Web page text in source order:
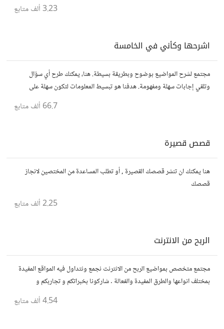
3.23 ألف متابع
اشرحها وكأني في الخامسة
مجتمع لشرح المواضيع بوضوح وبطريقة بسيطة. هنا، يمكنك طرح أي سؤال
وتلقي إجابات سهلة ومفهومة. هدفنا هو تبسيط المعلومات لتكون سهلة على
66.7 ألف متابع
قصص قصيرة
هنا يمكنك ان تنشر قصصك القصيرة , أو تطلب المساعدة من المختصين لانجاز
قصصك
2.25 ألف متابع
الربح من الانترنت
مجتمع متخصص بمواضيع الربح من الانترنت نجمع ونتداول فيه المواقع المفيدة
بمختلف انواعها والطرق المفيدة والفعالة . شاركونا بخبراتكم و تجاربكم و
4.54 ألف متابع